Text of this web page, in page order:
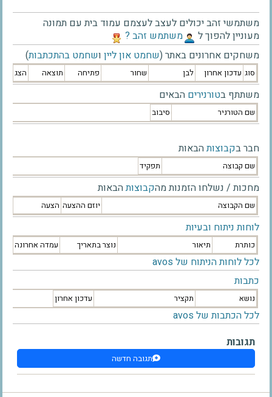
משתמשי זהב יכולים לעצב לעצמם עמוד בית עם תמונה
מעוניין להפוך ל
‫משתמש זהב ?‬
משחקים אחרונים באתר (שחמט און ליין ושחמט בהתכתבות)
סוג עדכון אחרון לבן שחור פתיחה תוצאה הצג
משתתף בטורנירים הבאים
שם הטורניר סיבוב
חבר בקבוצותהבאות
שם קבוצה תפקיד
מחכות / נשלחו הזמנות מהקבוצותהבאות
שם הקבוצה יוזם ההצעה הצעה
לוחות ניתוח ובעיות
כותרת תיאור נוצר בתאריך עמדה אחרונה
לכל לוחות הניתוח של avos
כתבות
נושא תקציר עדכון אחרון
לכל הכתבות של avos
תגובות
תגובה חדשה